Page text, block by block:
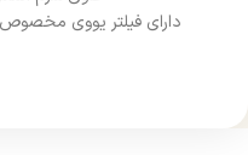
دارای فیلتر یووی